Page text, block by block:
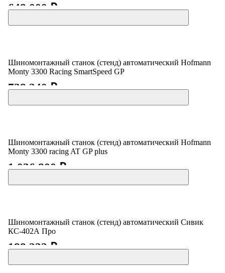
648 000 ₽
Шиномонтажный станок (стенд) автоматический Hofmann
Monty 3300 Racing SmartSpeed GP
738 240 ₽
Шиномонтажный станок (стенд) автоматический Hofmann
Monty 3300 racing AT GP plus
1 036 800 ₽
Шиномонтажный станок (стенд) автоматический Сивик
КС-402А Про
188 232 ₽